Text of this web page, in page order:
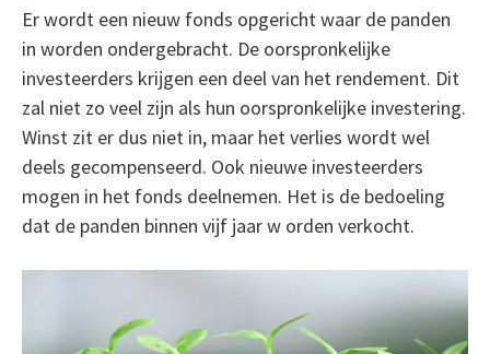
Er wordt een nieuw fonds opgericht waar de panden
in worden ondergebracht. De oorspronkelijke
investeerders krijgen een deel van het rendement. Dit
zal niet zo veel zijn als hun oorspronkelijke investering.
Winst zit er dus niet in, maar het verlies wordt wel
deels gecompenseerd. Ook nieuwe investeerders
mogen in het fonds deelnemen. Het is de bedoeling
dat de panden binnen vijf jaar w orden verkocht.